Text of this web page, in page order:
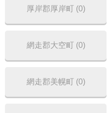
厚岸郡厚岸町 (0)
網走郡大空町 (0)
網走郡美幌町 (0)